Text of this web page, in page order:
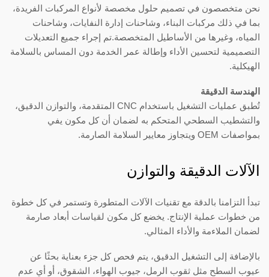
نحن متخصصون في تصميم حلول مخصصة لأنواع المركبات الفريدة،
بما في ذلك مركبات البناء، وشاحنات إدارة النفايات، وشاحنات
المياه، وغيرها من الأساطيل المتخصصة.تم إجراء جميع التعديلات
التصميمية لتحسين الأداء وإطالة عمر الخدمة دون المساس بالسلامة
الهيكلية.
الهندسة الدقيقة
تُطبق عمليات التشغيل باستخدام CNC المتقدمة، والتوازن الدقيق،
والتشطيب السطحي المتحكم به لضمان أن كل مكون يفي
بمواصفات OEM ويتجاوز معايير السلامة الصارمة.
الآلات الدقيقة والتوازن
تبدأ التزامنا بالدقة مع تقنيات الآلات المتطورة وتستمر في كل خطوة
من خطوات عملية الإنتاج. يخضع كل مكون لقياسات أبعاد صارمة
لضمان الملاءمة والأداء المثالي.
بالإضافة إلى التشغيل الدقيق، يتم فحص كل جزء بعناية بحثًا عن
عيوب السطح مثل ثقوب الرمل، جيوب الهواء، الشقوق، أو أي عدم